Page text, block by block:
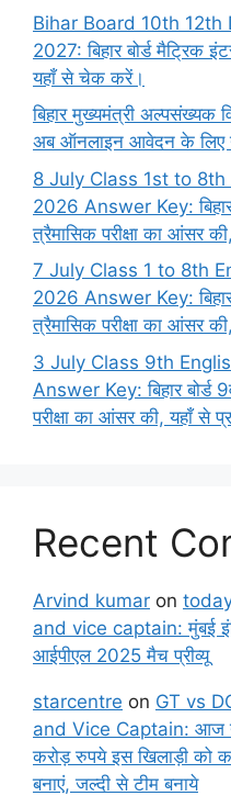
Bihar Board 10th 12th
2027: बिहार बोर्ड मैट्रिक
यहाँ से चेक करें।
बिहार मुख्यमंत्री अल्पसंख्यक
अब ऑनलाइन आवेदन के लिए
8 July Class 1st to
2026 Answer Key: बिहार
त्रैमासिक परीक्षा का आंसर
7 July Class 1 to 8th
2026 Answer Key:
त्रैमासिक परीक्षा का आंसर
3 July Class 9th
Answer Key: बिहार बोर्ड
परीक्षा का आंसर की, यहाँ से
Recent
Arvind kumar on
and vice captain: मुंबई
आईपीएल 2025 मैच प्रीव्यू
starcentre on GT vs
and Vice Captain: आज
करोड़ रुपये इस खिलाड़ी को
बनाएं, जल्दी से टीम बनाये